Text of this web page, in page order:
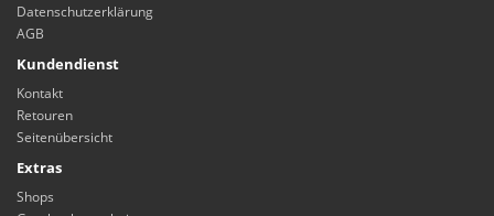
Datenschutzerklärung
AGB
Kundendienst
Kontakt
Retouren
Seitenübersicht
Extras
Shops